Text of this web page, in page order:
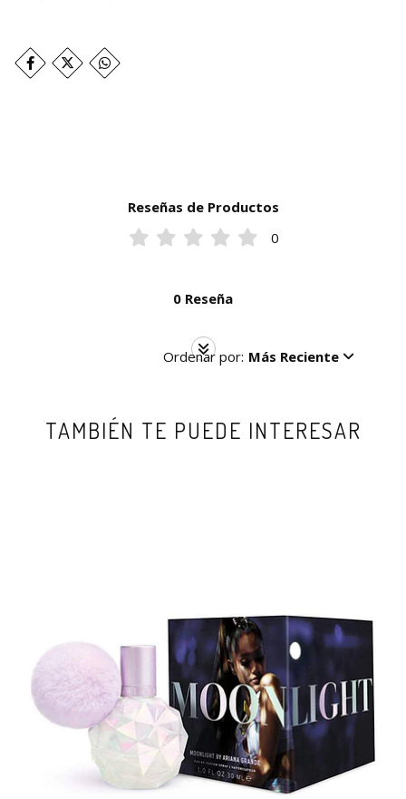
Reseñas de Productos
0
0 Reseña
Ordenar por: Más Reciente
TAMBIÉN TE PUEDE INTERESAR